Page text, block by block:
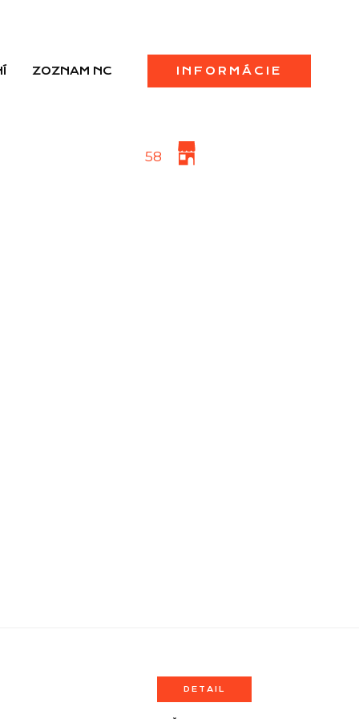
ZOZNAM NC INFORMÁCIE
58
DETAIL